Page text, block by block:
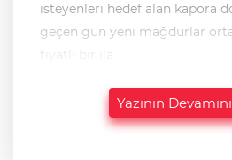
isteyenleri hedef alan kapora
geçen gün yeni mağdurlar
fiyatlı bir ila
Yazının